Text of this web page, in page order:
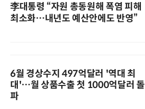
李대통령 “자원 총동원해 폭염 피해
최소화…내년도 예산안에도 반영”
6월 경상수지 497억달러 '역대 최
대'…월 상품수출 첫 1000억달러 돌
파